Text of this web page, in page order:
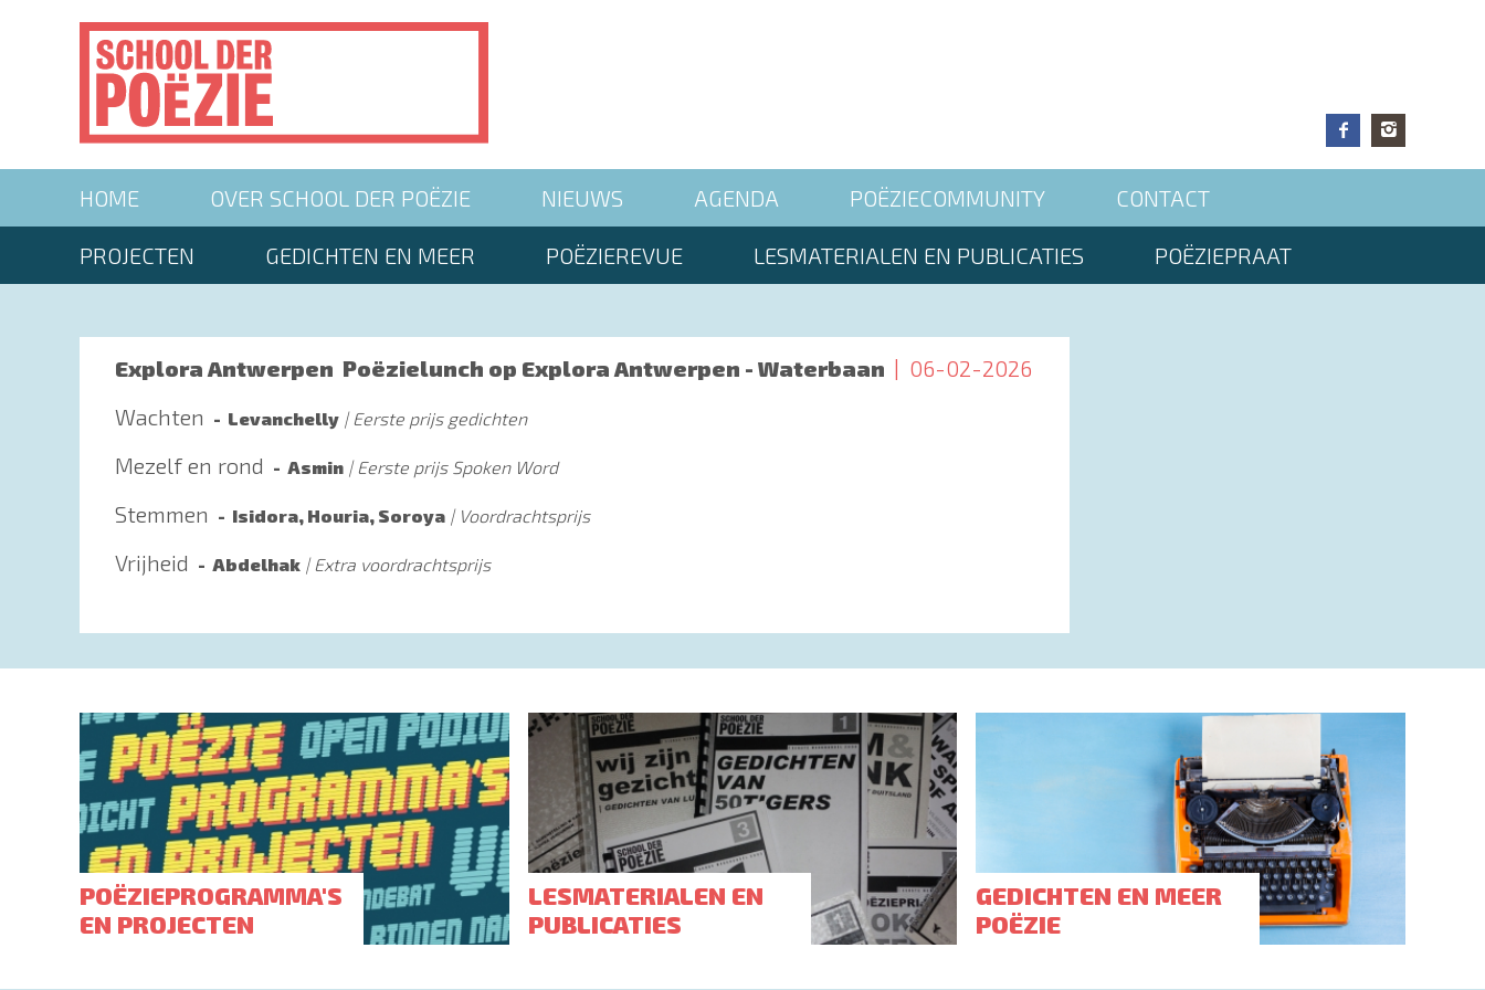
navigationHOME OVER SCHOOL DER POËZIE NIEUWS AGENDA POËZIECOMMUNITY CONTACT
PROJECTEN GEDICHTEN EN MEER POËZIEREVUE LESMATERIALEN EN PUBLICATIES POËZIEPRAAT
Explora Antwerpen Poëzielunch op Explora Antwerpen - Waterbaan
06-02-2026
Wachten
Levanchelly Eerste prijs gedichten
Mezelf en rond Asmin Eerste prijs Spoken Word
Stemmen Isidora, Houria, Soroya Voordrachtsprijs
Vrijheid Abdelhak Extra voordrachtsprijs
POËZIEPROGRAMMA'S
EN PROJECTEN
LESMATERIALEN EN
PUBLICATIES
GEDICHTEN EN MEER
POËZIE